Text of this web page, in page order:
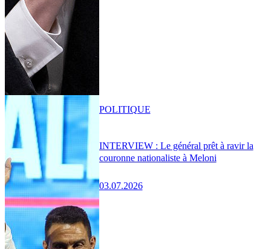
INTERVIEW : Le général prêt à ravir la
couronne nationaliste à Meloni
03.07.2026
POLITIQUE